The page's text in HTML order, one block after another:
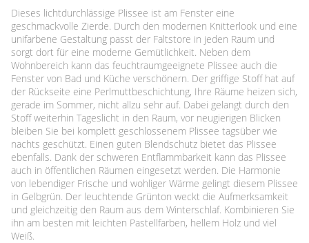
Dieses lichtdurchlässige Plissee ist am Fenster eine
geschmackvolle Zierde. Durch den modernen Knitterlook und eine
unifarbene Gestaltung passt der Faltstore in jeden Raum und
sorgt dort für eine moderne Gemütlichkeit. Neben dem
Wohnbereich kann das feuchtraumgeeignete Plissee auch die
Fenster von Bad und Küche verschönern. Der griffige Stoff hat auf
der Rückseite eine Perlmuttbeschichtung, Ihre Räume heizen sich,
gerade im Sommer, nicht allzu sehr auf. Dabei gelangt durch den
Stoff weiterhin Tageslicht in den Raum, vor neugierigen Blicken
bleiben Sie bei komplett geschlossenem Plissee tagsüber wie
nachts geschützt. Einen guten Blendschutz bietet das Plissee
ebenfalls. Dank der schweren Entflammbarkeit kann das Plissee
auch in öffentlichen Räumen eingesetzt werden. Die Harmonie
von lebendiger Frische und wohliger Wärme gelingt diesem Plissee
in Gelbgrün. Der leuchtende Grünton weckt die Aufmerksamkeit
und gleichzeitig den Raum aus dem Winterschlaf. Kombinieren Sie
ihn am besten mit leichten Pastellfarben, hellem Holz und viel
Weiß.